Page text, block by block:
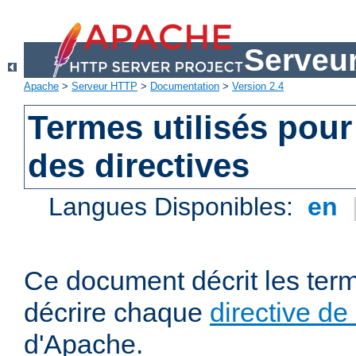
Apache > Serveur HTTP > Documentation > Version 2.4
Termes utilisés
des directives
Langues Disponibles: en
Ce document décrit les
décrire chaque directive
d'Apache.